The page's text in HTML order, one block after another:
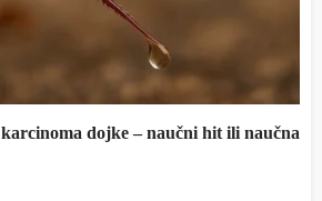
dojke – naučni hit ili naučna